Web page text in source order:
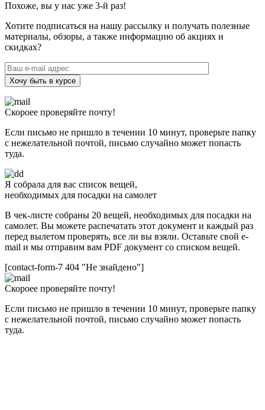
Похоже, вы у нас уже 3-й раз!
Хотите подписаться на нашу рассылку и получать полезные
материалы, обзоры, а также информацию об акциях и
скидках?
Хочу быть в курсе
Скороее проверяйте почту!
Если письмо не пришло в течении 10 минут, проверьте папку
с нежелательной почтой, письмо случайно может попасть
туда.
Я собрала для вас список вещей,
необходимых для посадки на самолет
В чек-листе собраны 20 вещей, необходимых для посадки на
самолет. Вы можете распечатать этот документ и каждый раз
перед вылетом проверять, все ли вы взяли. Оставьте свой e-
mail и мы отправим вам PDF документ со списком вещей.
[contact-form-7 404 "Не знайдено"]
Скороее проверяйте почту!
Если письмо не пришло в течении 10 минут, проверьте папку
с нежелательной почтой, письмо случайно может попасть
туда.